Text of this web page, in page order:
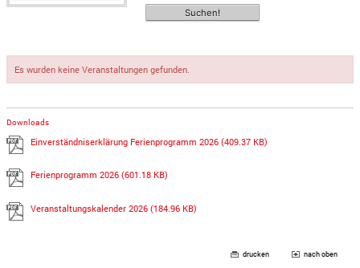
Es wurden keine Veranstaltungen gefunden.
Downloads
Einverständniserklärung Ferienprogramm 2026(409.37 KB)
Ferienprogramm 2026(601.18 KB)
Veranstaltungskalender 2026(184.96 KB)
drucken nach oben